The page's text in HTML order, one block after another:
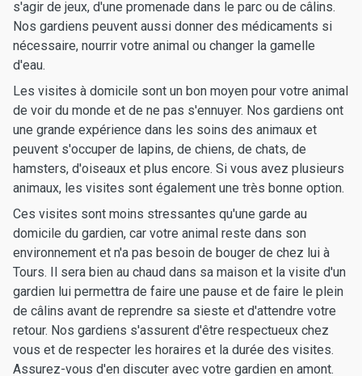
s'agir de jeux, d'une promenade dans le parc ou de câlins.
Nos gardiens peuvent aussi donner des médicaments si
nécessaire, nourrir votre animal ou changer la gamelle
d'eau.
Les visites à domicile sont un bon moyen pour votre animal
de voir du monde et de ne pas s'ennuyer. Nos gardiens ont
une grande expérience dans les soins des animaux et
peuvent s'occuper de lapins, de chiens, de chats, de
hamsters, d'oiseaux et plus encore. Si vous avez plusieurs
animaux, les visites sont également une très bonne option.
Ces visites sont moins stressantes qu'une garde au
domicile du gardien, car votre animal reste dans son
environnement et n'a pas besoin de bouger de chez lui à
Tours. Il sera bien au chaud dans sa maison et la visite d'un
gardien lui permettra de faire une pause et de faire le plein
de câlins avant de reprendre sa sieste et d'attendre votre
retour. Nos gardiens s'assurent d'être respectueux chez
vous et de respecter les horaires et la durée des visites.
Assurez-vous d'en discuter avec votre gardien en amont.